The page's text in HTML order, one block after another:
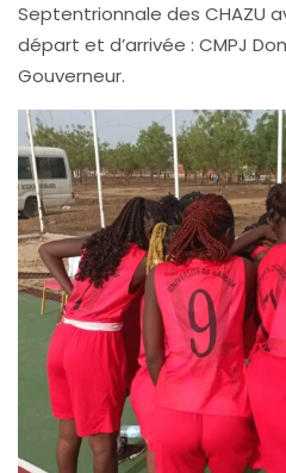
Septentrionnale des CHAZU
départ et d’arrivée : CMPJ
Gouverneur.